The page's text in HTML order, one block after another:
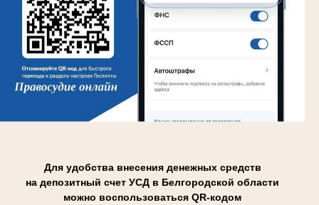
Для удобства внесения денежных средств
на депозитный счет УСД в Белгородской области
можно воспользоваться QR-кодом